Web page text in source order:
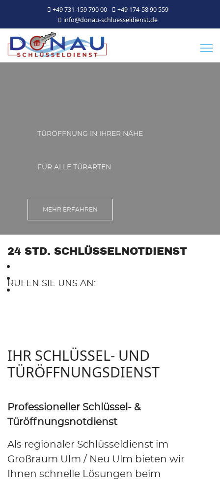
+49 731-159 790 00
+49 174-58 90 559
info@donau-schluesseldienst.de
24 STD. SCHLÜSSELNOTDIENST
RUFEN SIE UNS AN:
IHR SCHLÜSSEL- UND
TÜRÖFFNUNGSDIENST
Professioneller Schlüssel- &
Türöffnungsnotdienst
Als regionaler Schlüsseldienst im
Großraum Ulm / Neu Ulm bieten wir
Ihnen schnelle Lösungen beim